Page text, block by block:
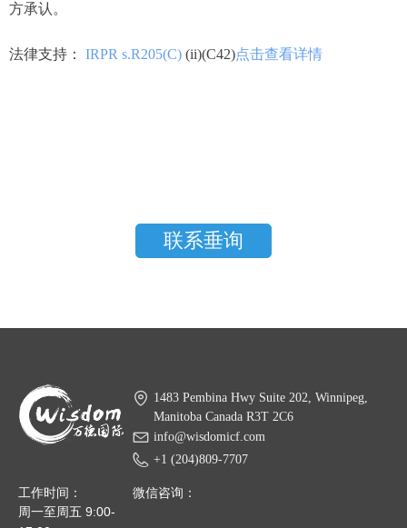
联系垂询
方承认。
法律支持： IRPR s.R205(C) (ii)(C42)点击查看详情
1483 Pembina Hwy Suite 202, Winnipeg,
Manitoba Canada R3T 2C6
info@wisdomicf.com
+1 (204)809-7707
工作时间：
周一至周五 9:00-
微信咨询：